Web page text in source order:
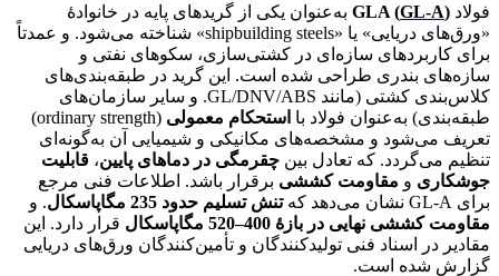
فولاد GLA (GL‑A)
به‌عنوان یکی از گریدهای پایه در خانوادهٔ
«ورق‌های دریایی» یا «shipbuilding steels» شناخته می‌شود. و عمدتاً
برای کاربردهای سازه‌ای در کشتی‌سازی، سکوهای نفتی و
سازه‌های بندری طراحی شده است. این گرید در طبقه‌بندی‌های
کلاس‌بندی کشتی (مانند GL/DNV/ABS. و سایر سازمان‌های
طبقه‌بندی) به‌عنوان فولاد با استحکام معمولی
(ordinary strength)
تعریف می‌شود و مشخصه‌های مکانیکی و شیمیایی آن به‌گونه‌ای
تنظیم می‌گردد. که تعادل بین چقرمگی در دماهای پایین، قابلیت
جوشکاری و مقاومت کششی برقرار باشد. اطلاعات فنی مرجع
برای GL‑A نشان می‌دهد که
تنش تسلیم حدود 235 مگاپاسکال
. و
مقاومت کششی نهایی در بازهٔ 400–520 مگاپاسکال
قرار دارد. این
مقادیر در اسناد فنی تولیدکنندگان و تأمین‌کنندگان ورق‌های دریایی
گزارش شده است.